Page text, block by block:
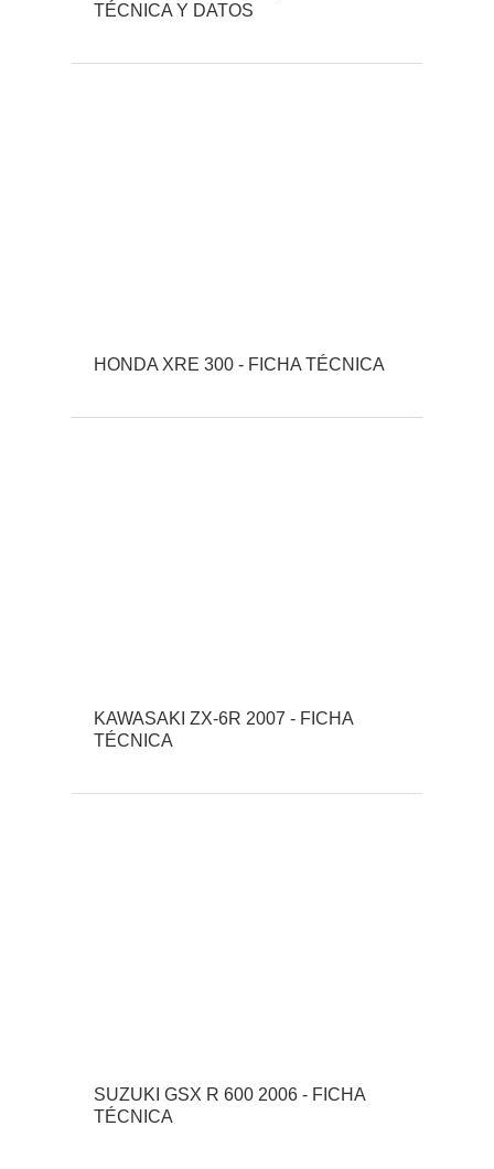
TÉCNICA Y DATOS
HONDA XRE 300 - FICHA TÉCNICA
KAWASAKI ZX-6R 2007 - FICHA
TÉCNICA
SUZUKI GSX R 600 2006 - FICHA
TÉCNICA